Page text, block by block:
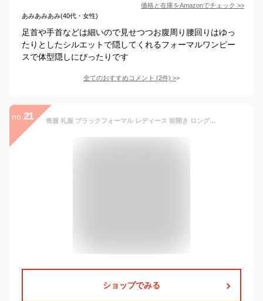
価格と在庫をAmazonでチェック >>
あみあみあみ(40代・女性)
足首や手首などは細いので見せつつお腹周り腰回りはゆっ
たりとしたシルエットで隠してくれるフォーマルワンピー
スで体型隠しにぴったりです
全てのおすすめコメント (2件) >
no. 21 喪服 礼服 ブラックフォーマル レディース 前開き ロング丈 送料無料 ワンピース 体型カバー 大きいサイズ ゆったり 冠婚葬祭 葬式 20代 30代 40代 50代 着痩せ マタニティ
ショップでみる